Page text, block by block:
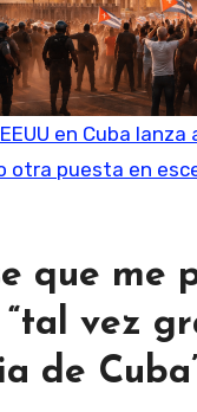
en Cuba
otra puesta en
que me
“tal vez
de